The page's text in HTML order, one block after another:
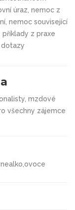
úraz, nemoc z
nemoc související
příklady z praxe
dotazy
mzdové
všechny zájemce